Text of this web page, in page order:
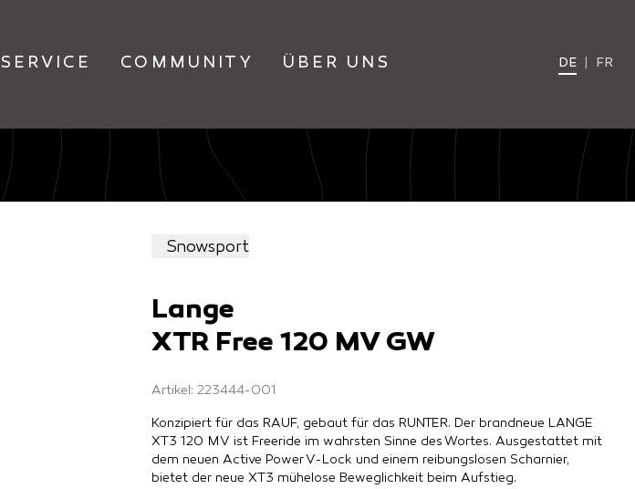
SERVICE COMMUNITY ÜBER UNS DE FR
Snowsport
Lange
XTR Free 120 MV GW
Artikel: 223444-001
Konzipiert für das RAUF, gebaut für das RUNTER. Der brandneue LANGE
XT3 120 MV ist Freeride im wahrsten Sinne des Wortes. Ausgestattet mit
dem neuen Active Power V-Lock und einem reibungslosen Scharnier,
bietet der neue XT3 mühelose Beweglichkeit beim Aufstieg.